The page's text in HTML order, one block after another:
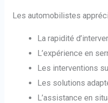
Les automobilistes
La rapidité
L’expérience en
Les interventions
Les solutions
L’assistance en